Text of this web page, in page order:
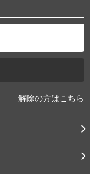
解除の方はこちら